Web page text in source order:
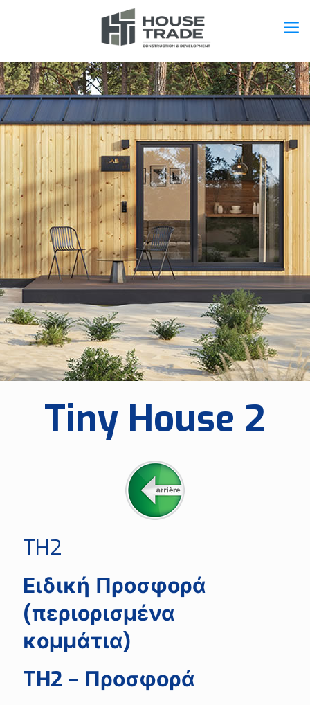
Tiny House 2
TH2
Ειδική Προσφορά
(περιορισμένα
κομμάτια)
TH2 – Προσφορά